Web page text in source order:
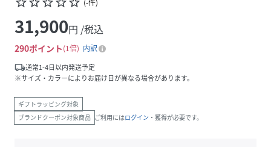
31,900円 /税込
290ポイント 1倍
内訳
local_shipping通常1-4日以内発送予定
※サイズ・カラーによりお届け日が異なる場合があります。
ギフトラッピング対象
ブランドクーポン対象商品 ご利用にはログイン ・獲得が必要です。